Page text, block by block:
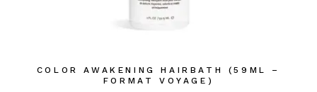
COLOR AWAKENING HAIRBATH (59ML –
FORMAT VOYAGE)